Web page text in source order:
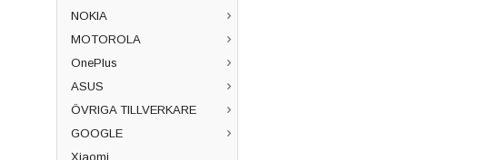
NOKIA
MOTOROLA
OnePlus
ASUS
ÖVRIGA TILLVERKARE
GOOGLE
Xiaomi